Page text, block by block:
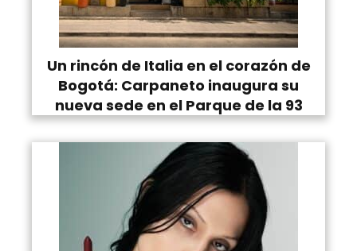
Un rincón de Italia en el corazón de
Bogotá: Carpaneto inaugura su
nueva sede en el Parque de la 93